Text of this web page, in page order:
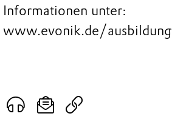
Informationen unter:
www.evonik.de/ausbildung